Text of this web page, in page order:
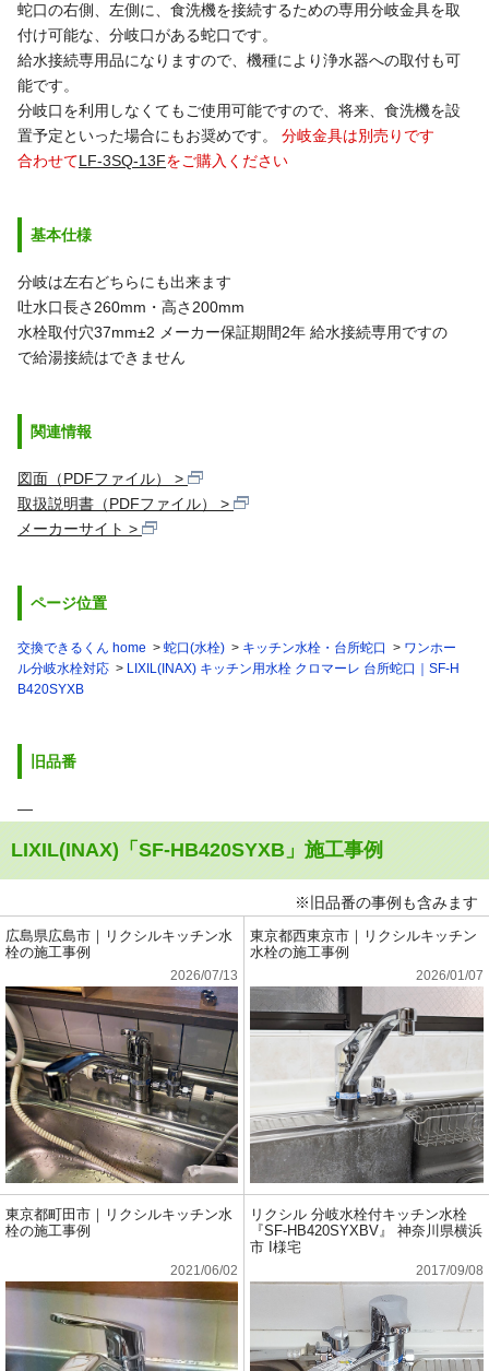
蛇口の右側、左側に、食洗機を接続するための専用分岐金具を取
付け可能な、分岐口がある蛇口です。
給水接続専用品になりますので、機種により浄水器への取付も可
能です。
分岐口を利用しなくてもご使用可能ですので、将来、食洗機を設
置予定といった場合にもお奨めです。
分岐金具は別売りです
合わせてLF-3SQ-13Fをご購入ください
基本仕様
分岐は左右どちらにも出来ます
吐水口長さ260mm・高さ200mm
水栓取付穴37mm±2 メーカー保証期間2年 給水接続専用ですの
で給湯接続はできません
関連情報
図面（PDFファイル）
取扱説明書（PDFファイル）
メーカーサイト
ページ位置
交換できるくん home 蛇口(水栓) キッチン水栓・台所蛇口
ワンホー
ル分岐水栓対応
LIXIL(INAX) キッチン用水栓 クロマーレ 台所蛇口｜SF-H
B420SYXB
旧品番
―
LIXIL(INAX)「SF-HB420SYXB」施工事例
※旧品番の事例も含みます
広島県広島市｜リクシルキッチン水
栓の施工事例
2026/07/13
東京都西東京市｜リクシルキッチン
水栓の施工事例
2026/01/07
東京都町田市｜リクシルキッチン水
栓の施工事例
2021/06/02
リクシル 分岐水栓付キッチン水栓
『SF-HB420SYXBV』 神奈川県横浜
市 I様宅
2017/09/08